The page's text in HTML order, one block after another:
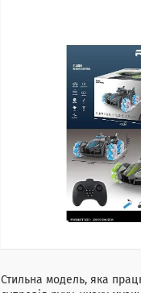
Стильна модель, яка